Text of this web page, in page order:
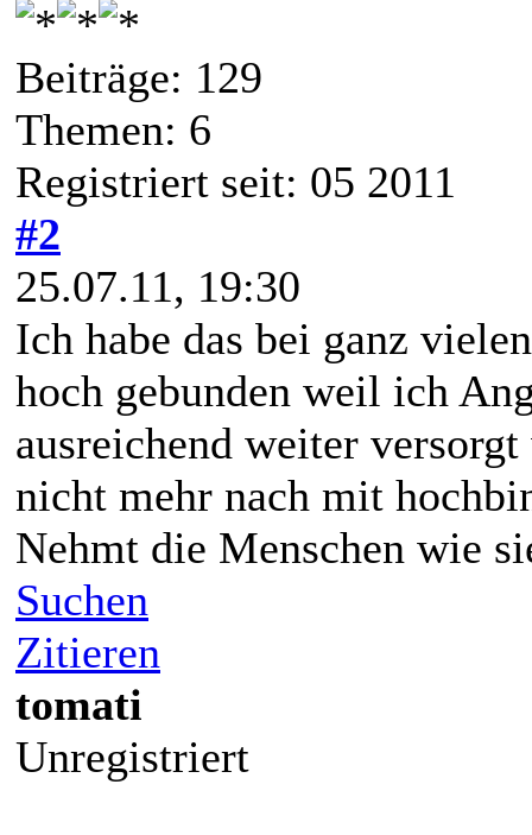
Beiträge: 129
Themen: 6
Registriert seit: 05 2011
#2
25.07.11, 19:30
Ich habe das bei ganz
hoch gebunden weil ich
ausreichend weiter
nicht mehr nach mit
Nehmt die Menschen wie
Suchen
Zitieren
tomati
Unregistriert